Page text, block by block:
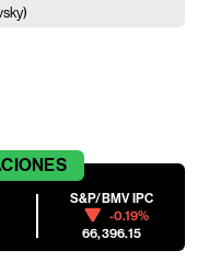
S&P/BMV IPC
-0.19%
66,396.15